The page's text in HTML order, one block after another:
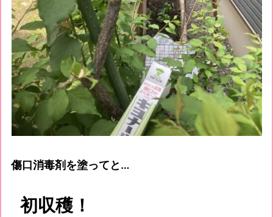
傷口消毒剤を塗ってと…
初収穫！